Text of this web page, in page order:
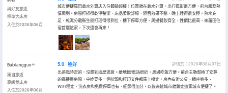
與好友旅遊
標準大床房
入住於2026年06月
城市便捷羅田義水外灘店入住體驗超棒！位置就在義水外灘，出行逛街很方便，前台服務熱
情周到。房間打掃得乾淨整潔，床品柔軟舒服，隔音效果不錯，晚上睡得很安穩。熱水充
足、乾濕分離衞生間打理得很到位，樓下停車方便，周邊餐飲齊全，性價比很高，來羅田住
宿首選這家，下次還會再來！
Baixiangguo⁹⁵
獨自旅遊
高級雙床房
入住於2026年06月
5.0 極好
評價於：2026年06月07日
出差臨時定的，沒想到這麼滿意。離地鐵/車站很近，周邊吃飯方便。前台主動幫換了安靜
的高樓層房間，中途要多一個枕頭和打印文件都馬上搞定。房內有辦公桌、插座夠多、
WiFi穩定，洗衣房和免費停車也有，細節很加分。以後來這城市就鎖定這家城市便捷了。